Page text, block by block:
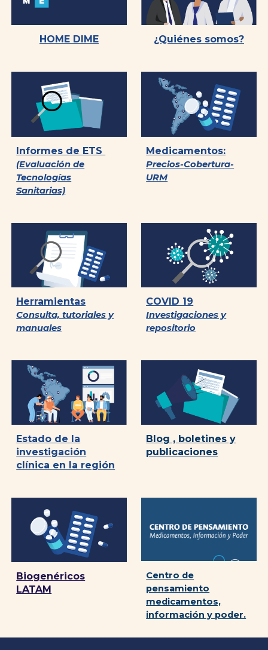
HOME DIME ¿Quiénes somos?
Informes de ETS
(Evaluación de
Tecnologías
Sanitarias)
Medicamentos:
Precios-Cobertura-
URM
Herramientas
Consulta, tutoriales y
manuales
COVID 19
Investigaciones y
repositorio
Estado de la
investigación
clínica en la región
Blog , boletines y
publicaciones
Biogenéricos
LATAM
Centro de
pensamiento
medicamentos,
información y poder.